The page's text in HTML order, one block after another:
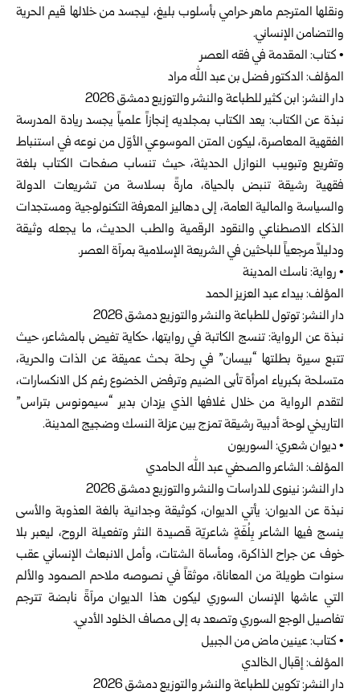
ونقلها المترجم ماهر حرامي بأسلوب بليغ، ليجسد من خلالها قيم الحرية
والتضامن الإنساني.
• كتاب: المقدمة في فقه العصر
المؤلف: الدكتور فضل بن عبد الله مراد
دار النشر: ابن كثير للطباعة والنشر والتوزيع دمشق 2026
نبذة عن الكتاب: يعد الكتاب بمجلديه إنجازاً علمياً يجسد ريادة المدرسة
الفقهية المعاصرة، ليكون المتن الموسوعي الأوّل من نوعه في استنباط
وتفريع وتبويب النوازل الحديثة، حيث تنساب صفحات الكتاب بلغة
فقهية رشيقة تنبض بالحياة، مارةً بسلاسة من تشريعات الدولة
والسياسة والمالية العامة، إلى دهاليز المعرفة التكنولوجية ومستجدات
الذكاء الاصطناعي والنقود الرقمية والطب الحديث، ما يجعله وثيقة
ودليلاً مرجعياً للباحثين في الشريعة الإسلامية بمرآة العصر.
• رواية: ناسك المدينة
المؤلف: بيداء عبد العزيز الحمد
دار النشر: توتول للطباعة والنشر والتوزيع دمشق 2026
نبذة عن الرواية: تنسج الكاتبة في روايتها، حكاية تفيض بالمشاعر، حيث
تتبع سيرة بطلتها “بيسان” في رحلة بحث عميقة عن الذات والحرية،
متسلحة بكبرياء امرأة تأبى الضيم وترفض الخضوع رغم كل الانكسارات،
لتقدم الرواية من خلال غلافها الذي يزدان بدير “سيمونوس بتراس”
التاريخي لوحة أدبية رشيقة تمزج بين عزلة النسك وضجيج المدينة.
• ديوان شعري: السوريون
المؤلف: الشاعر والصحفي عبد الله الحامدي
دار النشر: نينوى للدراسات والنشر والتوزيع دمشق 2026
نبذة عن الديوان: يأتي الديوان، كوثيقة وجدانية بالغة العذوبة والأسى
ينسج فيها الشاعر بِلُغَةٍ شاعريّة قصيدة النثر وتفعيلة الروح، ليعبر بلا
خوف عن جراح الذاكرة، ومأساة الشتات، وأمل الانبعاث الإنساني عقب
سنوات طويلة من المعاناة، موثقاً في نصوصه ملاحم الصمود والألم
التي عاشها الإنسان السوري ليكون هذا الديوان مرآةً نابضة تترجم
تفاصيل الوجع السوري وتصعد به إلى مصاف الخلود الأدبي.
• كتاب: عينين ماض من الجبيل
المؤلف: إقبال الخالدي
دار النشر: تكوين للطباعة والنشر والتوزيع دمشق 2026